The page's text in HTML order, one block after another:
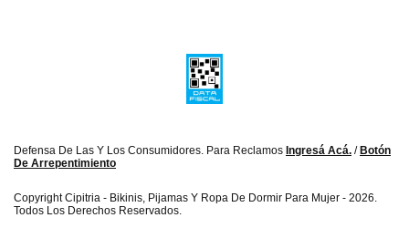
Defensa De Las Y Los Consumidores. Para Reclamos Ingresá Acá. / Botón
De Arrepentimiento
Copyright Cipitria - Bikinis, Pijamas Y Ropa De Dormir Para Mujer - 2026.
Todos Los Derechos Reservados.